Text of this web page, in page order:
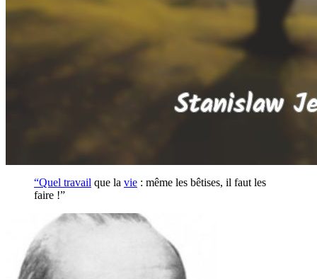
“Quel travail que la vie : même les bêtises, il faut les
faire !”